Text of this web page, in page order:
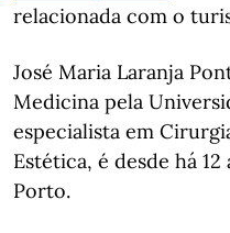
relacionada com o
José Maria Laranja
Medicina pela
especialista em
Estética, é desde há
Porto.